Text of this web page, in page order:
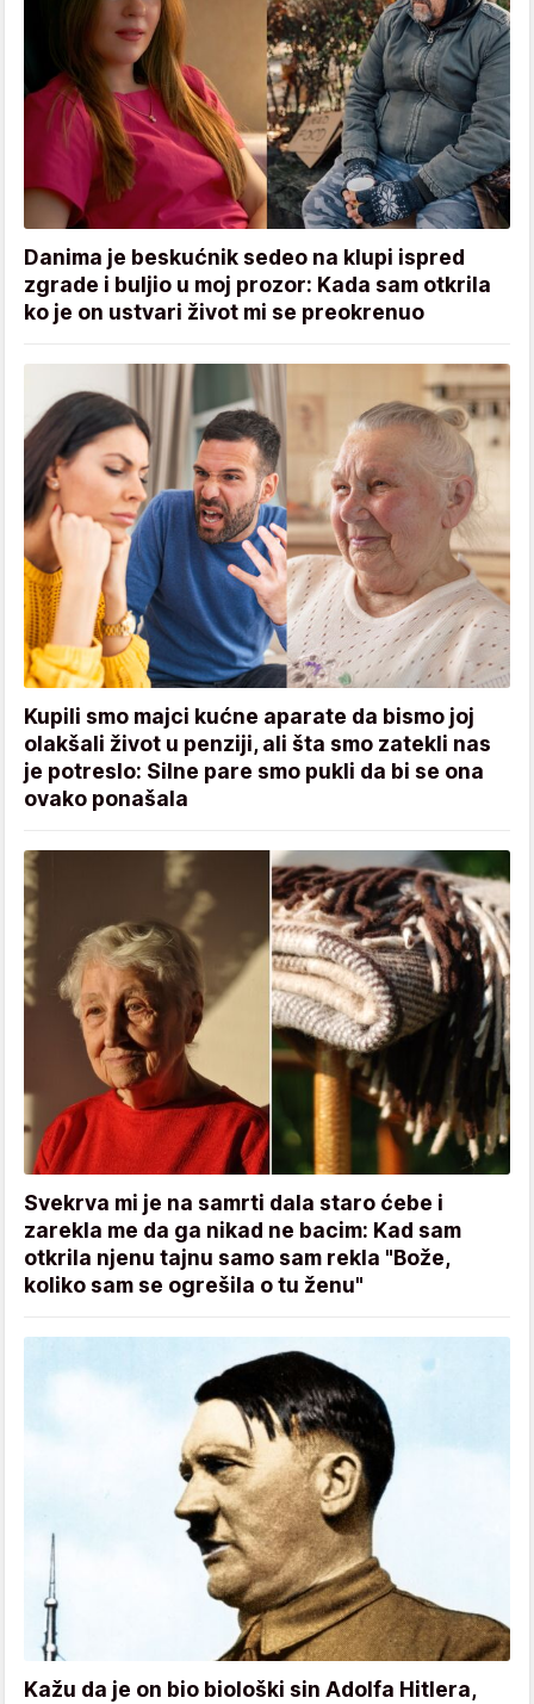
Danima je beskućnik sedeo na klupi ispred
zgrade i buljio u moj prozor: Kada sam otkrila
ko je on ustvari život mi se preokrenuo
Kupili smo majci kućne aparate da bismo joj
olakšali život u penziji, ali šta smo zatekli nas
je potreslo: Silne pare smo pukli da bi se ona
ovako ponašala
Svekrva mi je na samrti dala staro ćebe i
zarekla me da ga nikad ne bacim: Kad sam
otkrila njenu tajnu samo sam rekla "Bože,
koliko sam se ogrešila o tu ženu"
Kažu da je on bio biološki sin Adolfa Hitlera,